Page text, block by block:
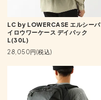
LC by LOWERCASE エルシーバ
イロウワーケース デイパック
L(30L)
28,050円(税込)